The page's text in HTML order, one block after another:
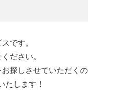
です。
ださい。
探しさせていただくの
たします！